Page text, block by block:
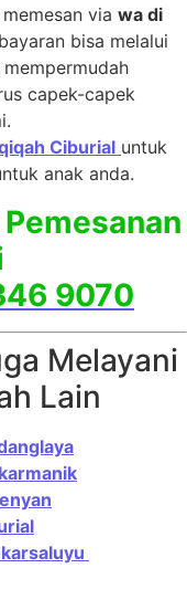
via wa di
bisa melalui
capek-capek
Ciburial untuk
anak anda.
9070
Melayani
Lain